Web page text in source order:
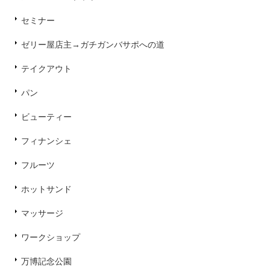
セミナー
ゼリー屋店主→ガチガンバサポへの道
テイクアウト
パン
ビューティー
フィナンシェ
フルーツ
ホットサンド
マッサージ
ワークショップ
万博記念公園